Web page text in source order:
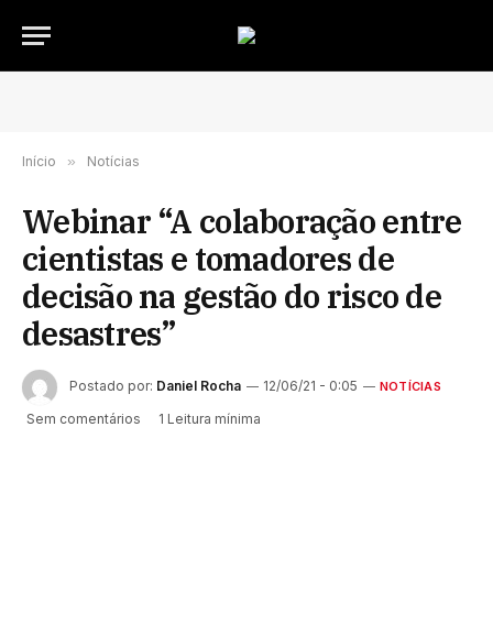
Início » Notícias
Webinar “A colaboração entre
cientistas e tomadores de
decisão na gestão do risco de
desastres”
Postado por: Daniel Rocha 12/06/21 - 0:05 NOTÍCIAS
Sem comentários 1 Leitura mínima